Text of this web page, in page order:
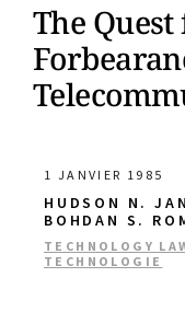
The
1 JANVIER 1985
HUDSON N.
BOHDAN S.
TECHNOLOGY
TECHNOLOGIE